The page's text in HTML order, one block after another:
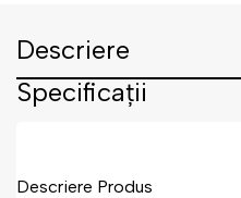
Descriere
Specificații
Descriere Produs